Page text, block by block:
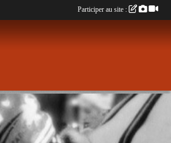
Participer au site :